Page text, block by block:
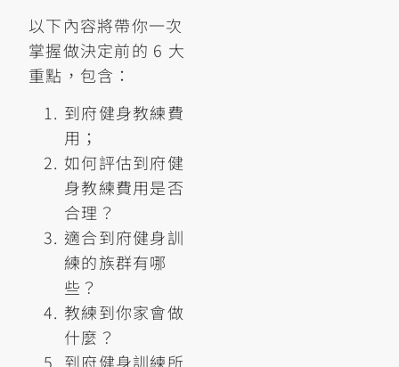
以下內容將帶你一次
掌握做決定前的 6 大
重點，包含：
到府健身教練費
用；
如何評估到府健
身教練費用是否
合理？
適合到府健身訓
練的族群有哪
些？
教練到你家會做
什麼？
到府健身訓練所